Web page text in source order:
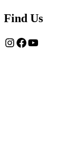
Find Us
Instagram
Facebook
YouTube